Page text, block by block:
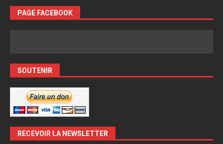
PAGE FACEBOOK
SOUTENIR
RECEVOIR LA NEWSLETTER